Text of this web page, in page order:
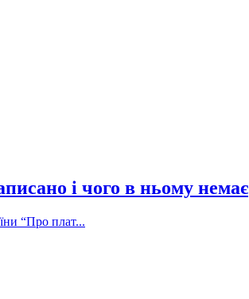
і чого в ньому немає
“Про плат...